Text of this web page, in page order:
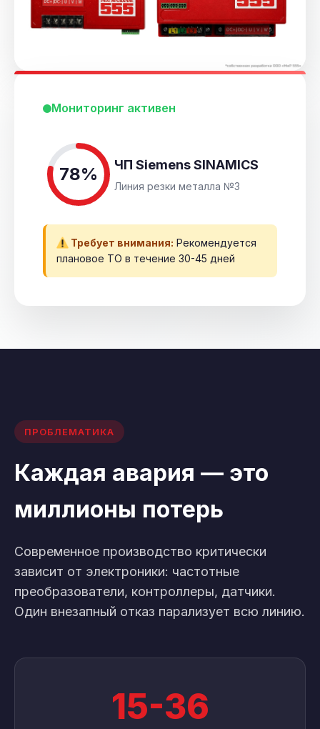
Мониторинг активен
78% ЧП Siemens SINAMICS
Линия резки металла №3
Требует внимания: Рекомендуется
плановое ТО в течение 30-45 дней
ПРОБЛЕМАТИКА
Каждая авария — это
миллионы потерь
Современное производство критически
зависит от электроники: частотные
преобразователи, контроллеры, датчики.
Один внезапный отказ парализует всю линию.
15-36